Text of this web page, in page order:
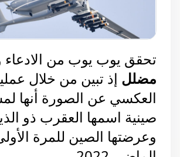
تحقق يوب يوب من الادعاء
مضلل إذ تبين من خلال
العكسي عن الصورة أنها
صينية اسمها العقرب ذو
وعرضتها الصين للمرة